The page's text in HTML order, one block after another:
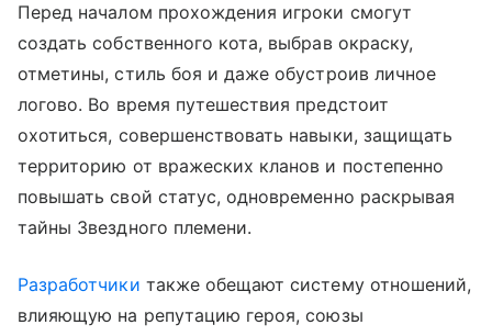
Перед началом прохождения игроки смогут
создать собственного кота, выбрав окраску,
отметины, стиль боя и даже обустроив личное
логово. Во время путешествия предстоит
охотиться, совершенствовать навыки, защищать
территорию от вражеских кланов и постепенно
повышать свой статус, одновременно раскрывая
тайны Звездного племени.
Разработчики также обещают систему отношений,
влияющую на репутацию героя, союзы